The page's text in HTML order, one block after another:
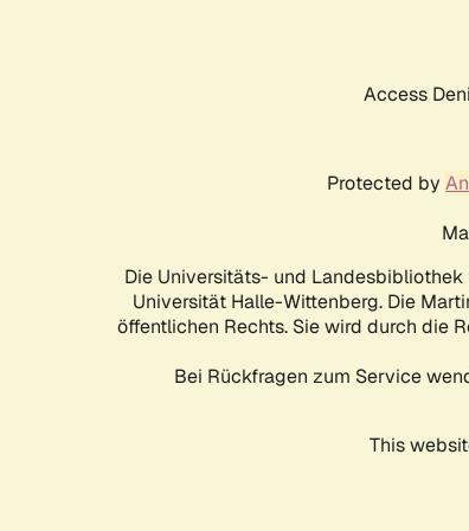
Access
Protected by
Die Universitäts- und
Universität Halle-Wittenberg. Die
öffentlichen Rechts. Sie wird durch die
Bei Rückfragen zum Service
This